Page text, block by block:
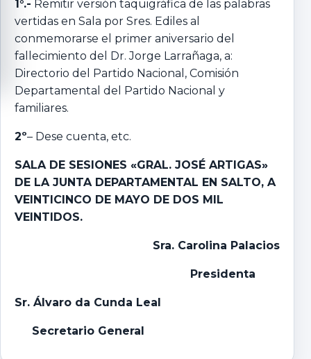
1°.- Remitir versión taquigráfica de las palabras
vertidas en Sala por Sres. Ediles al
conmemorarse el primer aniversario del
fallecimiento del Dr. Jorge Larrañaga, a:
Directorio del Partido Nacional, Comisión
Departamental del Partido Nacional y
familiares.
2º– Dese cuenta, etc.
SALA DE SESIONES «GRAL. JOSÉ ARTIGAS»
DE LA JUNTA DEPARTAMENTAL EN SALTO, A
VEINTICINCO DE MAYO DE DOS MIL
VEINTIDOS.
Sra. Carolina Palacios
Presidenta
Sr. Álvaro da Cunda Leal
Secretario General